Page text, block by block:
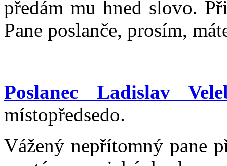
předám mu hned slovo.
Pane poslanče, prosím,
Poslanec Ladislav
místopředsedo.
Vážený nepřítomný pane